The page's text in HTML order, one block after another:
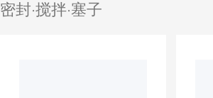
密封·搅拌·塞子